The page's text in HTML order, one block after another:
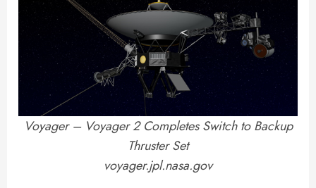
Voyager – Voyager 2 Completes Switch to Backup
Thruster Set
voyager.jpl.nasa.gov